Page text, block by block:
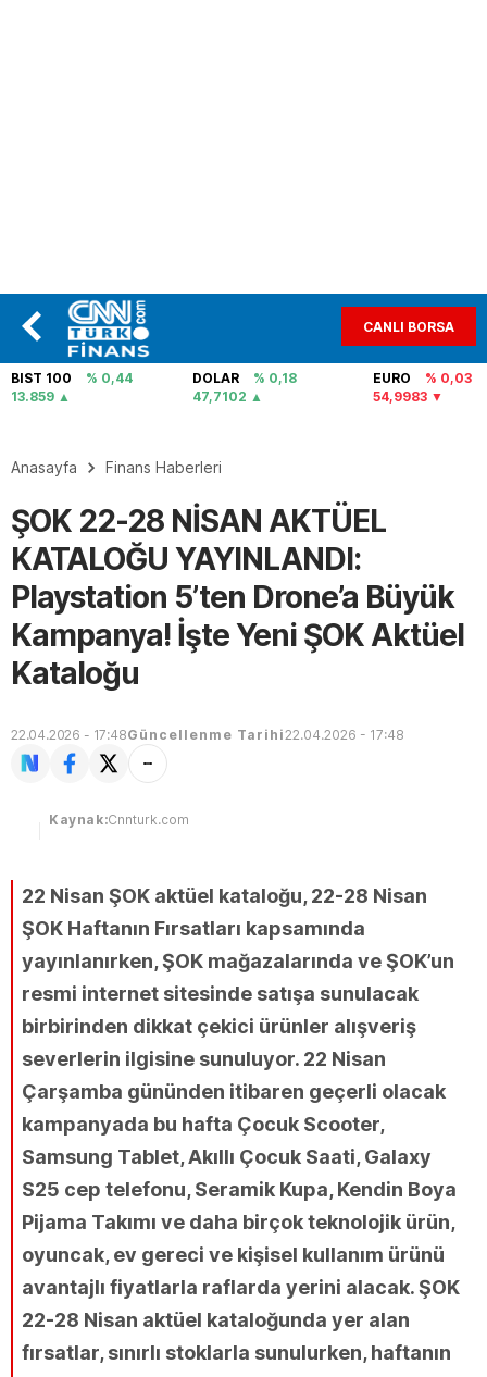
CANLI BORSA
BIST 100
% 0,44
13.859
DOLAR
% 0,18
47,7102
EURO
% 0,03
54,9983
Anasayfa Finans Haberleri
ŞOK 22-28 NİSAN AKTÜEL
KATALOĞU YAYINLANDI:
Playstation 5’ten Drone’a Büyük
Kampanya! İşte Yeni ŞOK Aktüel
Kataloğu
22.04.2026 - 17:48Güncellenme Tarihi22.04.2026 - 17:48
Kaynak:Cnnturk.com
22 Nisan ŞOK aktüel kataloğu, 22-28 Nisan
ŞOK Haftanın Fırsatları kapsamında
yayınlanırken, ŞOK mağazalarında ve ŞOK’un
resmi internet sitesinde satışa sunulacak
birbirinden dikkat çekici ürünler alışveriş
severlerin ilgisine sunuluyor. 22 Nisan
Çarşamba gününden itibaren geçerli olacak
kampanyada bu hafta Çocuk Scooter,
Samsung Tablet, Akıllı Çocuk Saati, Galaxy
S25 cep telefonu, Seramik Kupa, Kendin Boya
Pijama Takımı ve daha birçok teknolojik ürün,
oyuncak, ev gereci ve kişisel kullanım ürünü
avantajlı fiyatlarla raflarda yerini alacak. ŞOK
22-28 Nisan aktüel kataloğunda yer alan
fırsatlar, sınırlı stoklarla sunulurken, haftanın